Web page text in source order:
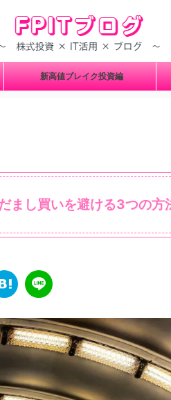
新高値ブレイク投資編
まし買いを避ける3つの方